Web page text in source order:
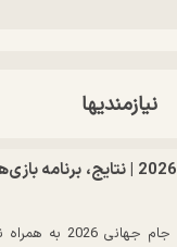
نیازمندیها
جدول جام جهانی 2026 | نتایج،
مشاهده جدول کامل جام